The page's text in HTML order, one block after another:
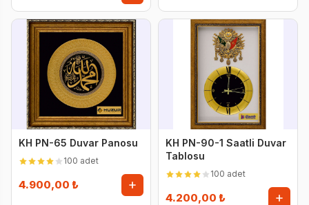
KH PN-65 Duvar Panosu
100 adet
4.900,00 ₺
KH PN-90-1 Saatli Duvar
Tablosu
100 adet
4.200,00 ₺